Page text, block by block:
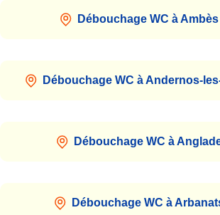
Débouchage WC à Ambès
Débouchage WC à Andernos-
Débouchage WC à
Débouchage WC à